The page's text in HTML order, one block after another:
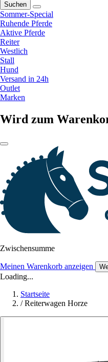
Suchen
Sommer-Special
Ruhende Pferde
Aktive Pferde
Reiter
Westlich
Stall
Hund
Versand in 24h
Outlet
Marken
Wird zum
Zwischensumme
Meinen Warenkorb anzeigen
Loading...
Startseite
/ Reiterwagen Horze